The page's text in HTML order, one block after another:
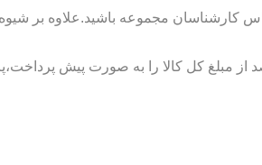
مجموعه باشید.علاوه بر شیوه